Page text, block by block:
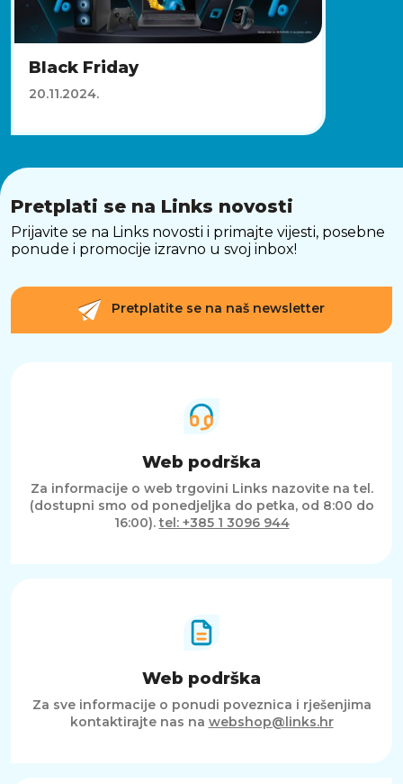
Black Friday
20.11.2024.
Pretplati se na Links novosti
Prijavite se na Links novosti i primajte vijesti, posebne
ponude i promocije izravno u svoj inbox!
Pretplatite se na naš newsletter
Web podrška
Za informacije o web trgovini Links nazovite na tel.
(dostupni smo od ponedjeljka do petka, od 8:00 do
16:00).tel: +385 1 3096 944
Web podrška
Za sve informacije o ponudi poveznica i rješenjima
kontaktirajte nas na webshop@links.hr